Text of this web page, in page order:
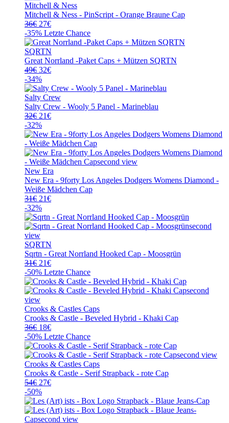
Mitchell & Ness
Mitchell & Ness - PinScript - Orange Braune Cap
36€ Ursprünglicher
Preis
war:
36€
27€Aktueller
Preis
ist:
27€.
-35% Letzte Chance
SQRTN
Great Norrland -Paket Caps + Mützen SQRTN
49€ Ursprünglicher
Preis
war:
49€
32€Aktueller
ist:
32€.
-34%
Salty Crew
Salty Crew - Wooly 5 Panel - Marineblau
32€ Ursprünglicher
Preis
war:
32€
21€Aktueller
ist:
21€.
-32%
New Era
New Era - 9forty Los Angeles Dodgers Womens Diamond -
Weiße Mädchen Cap
31€ Ursprünglicher
Preis
war:
31€
21€Aktueller
ist:
21€.
-32%
SQRTN
Sqrtn - Great Norrland Hooked Cap - Moosgrün
31€ Ursprünglicher
Preis
war:
31€
21€Aktueller
Preis
ist:
21€.
-50% Letzte Chance
Crooks & Castles Caps
Crooks & Castle - Beveled Hybrid - Khaki Cap
36€ Ursprünglicher
Preis
war:
36€
18€Aktueller
Preis
ist:
18€.
-50% Letzte Chance
Crooks & Castles Caps
Crooks & Castle - Serif Strapback - rote Cap
54€ Ursprünglicher
Preis
war:
54€
27€Aktueller
ist:
27€.
-50%